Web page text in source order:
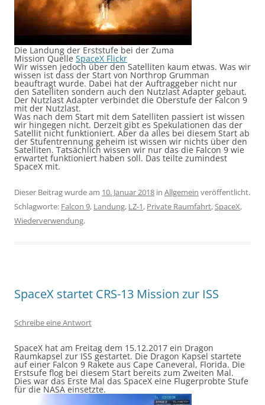
Die Landung der Erststufe bei der Zuma
Mission Quelle SpaceX Flickr
Wir wissen jedoch über den Satelliten kaum etwas. Was wir
wissen ist dass der Start von Northrop Grumman
beauftragt wurde. Dabei hat der Auftraggeber nicht nur
den Satelliten sondern auch den Nutzlast Adapter gebaut.
Der Nutzlast Adapter verbindet die Oberstufe der Falcon 9
mit der Nutzlast.
Was nach dem Start mit dem Satelliten passiert ist wissen
wir hingegen nicht. Derzeit gibt es Spekulationen das der
Satellit nicht funktioniert. Aber da alles bei diesem Start ab
der Stufentrennung geheim ist wissen wir nichts über den
Satelliten. Tatsächlich wissen wir nur das die Falcon 9 wie
erwartet funktioniert haben soll. Das teilte zumindest
SpaceX mit.
Dieser Beitrag wurde am 10. Januar 2018 in Allgemein veröffentlicht.
Schlagworte: Falcon 9, Landung, LZ-1, Private Raumfahrt,SpaceX,
Wiederverwendung.
SpaceX startet CRS-13 Mission zur ISS
Schreibe eine Antwort
SpaceX hat am Freitag dem 15.12.2017 ein Dragon
Raumkapsel zur ISS gestartet. Die Dragon Kapsel startete
auf einer Falcon 9 Rakete aus Cape Caneveral, Florida. Die
Erstsufe flog bei diesem Start bereits zum Zweiten Mal.
Dies war das Erste Mal das SpaceX eine Flugerprobte Stufe
für die NASA einsetzte.